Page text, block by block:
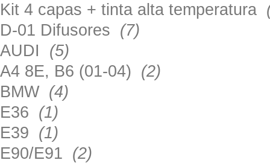
Kit 4 capas + tinta alta temperatura
D-01 Difusores (7)
AUDI (5)
A4 8E, B6 (01-04) (2)
BMW (4)
E36 (1)
E39 (1)
E90/E91 (2)